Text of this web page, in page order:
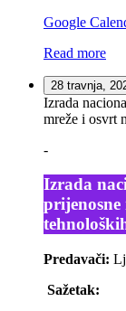
Google
Read more
28 travnja,
Izrada
mreže i osvrt
-
Izrada
Predavači:
Sažetak: